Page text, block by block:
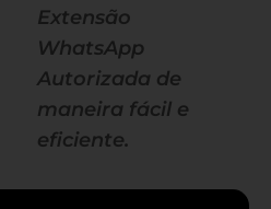
Extensão
WhatsApp
Autorizada de
maneira fácil e
eficiente.